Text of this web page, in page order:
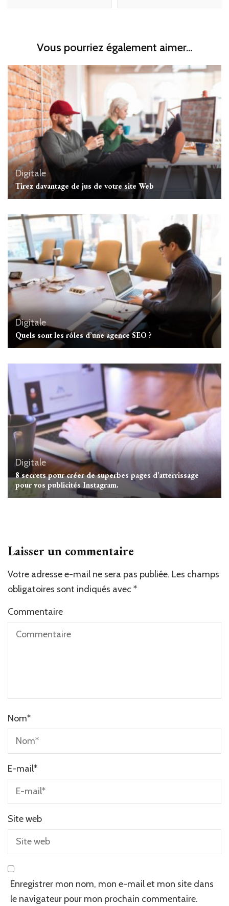
Vous pourriez également aimer...
Digitale
Tirez davantage de jus de votre site Web
Digitale
Quels sont les rôles d’une agence SEO ?
Digitale
8 secrets pour créer de superbes pages d’atterrissage
pour vos publicités Instagram.
Laisser un commentaire
Votre adresse e-mail ne sera pas publiée. Les champs
obligatoires sont indiqués avec *
Commentaire
Nom*
E-mail*
Site web
Enregistrer mon nom, mon e-mail et mon site dans
le navigateur pour mon prochain commentaire.